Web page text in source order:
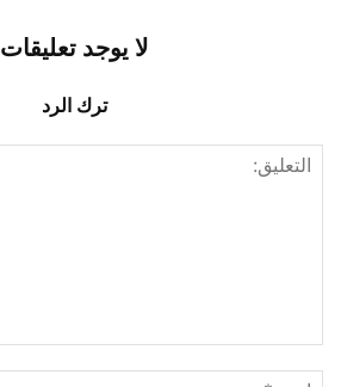
لا يوجد تعليقات
ترك الرد